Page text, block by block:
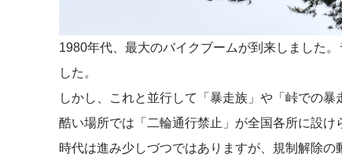
1980年代、最大のバイクブームが到来しました
した。
しかし、これと並行して「暴走族」や「峠での
酷い場所では「二輪通行禁止」が全国各所に設け
時代は進み少しづつではありますが、規制解除